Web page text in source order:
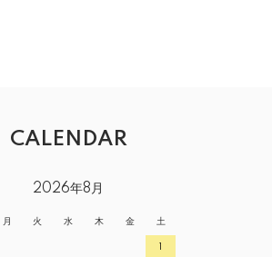
CALENDAR
2026年8月
月 火 水 木 金 土
1